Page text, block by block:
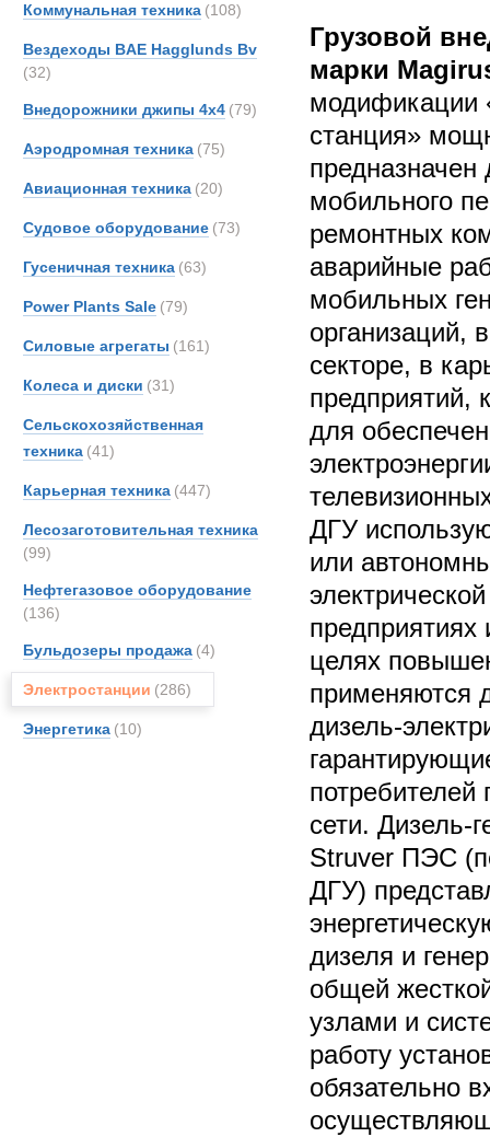
Коммунальная техника (108)
Вездеходы BAE Hagglunds Bv
(32)
Внедорожники джипы 4х4 (79)
Аэродромная техника (75)
Авиационная техника (20)
Судовое оборудование (73)
Гусеничная техника (63)
Power Plants Sale (79)
Силовые агрегаты (161)
Колеса и диски (31)
Сельскохозяйственная
техника (41)
Карьерная техника (447)
Лесозаготовительная техника
(99)
Нефтегазовое оборудование
(136)
Бульдозеры продажа (4)
Электростанции (286)
Энергетика (10)
Грузовой
марки
модификации
станция»
предназначен
мобильного
ремонтных
аварийные
мобильных
организаций,
секторе, в
предприятий,
для
ДГУ
или
предприятиях
целях
применяются
дизель-
сети. Дизель-
Struver ПЭС
ДГУ)
дизеля и
общей
узлами и
работу
обязательно